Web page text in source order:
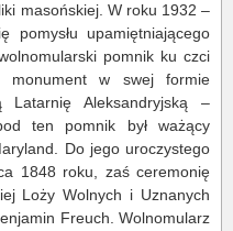
masońskiej. W roku 1932 –
upamiętniającego
pomnik ku czci
monument w swej formie
Latarnię Aleksandryjską –
ten pomnik był ważący
Do jego uroczystego
1848 roku, zaś ceremonię
Loży Wolnych i Uznanych
Freuch. Wolnomularz